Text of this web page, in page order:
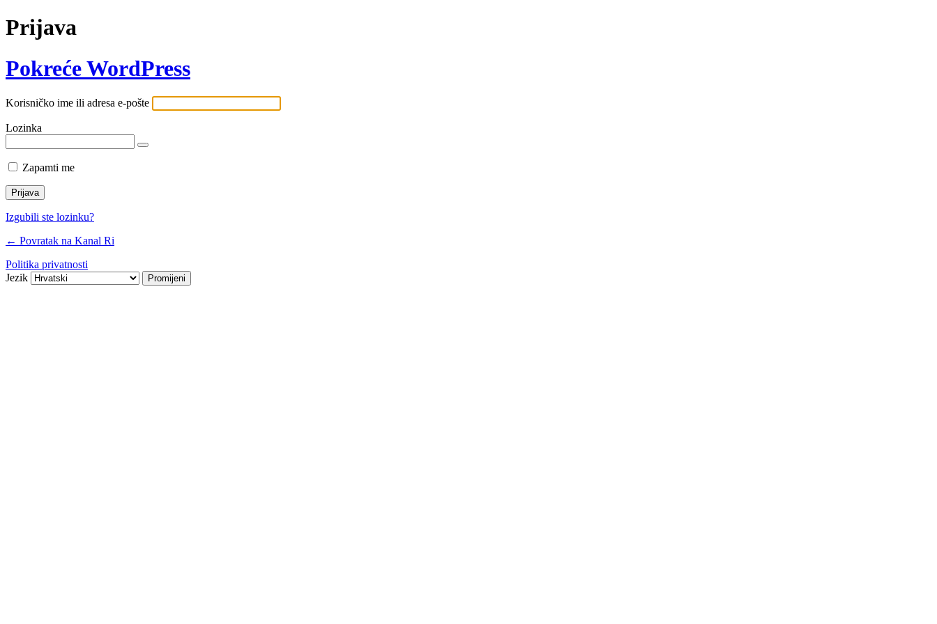
Prijava
Pokreće WordPress
Korisničko ime ili adresa e-pošte
Lozinka
Zapamti me
Izgubili ste lozinku?
← Povratak na Kanal Ri
Politika privatnosti
Jezik